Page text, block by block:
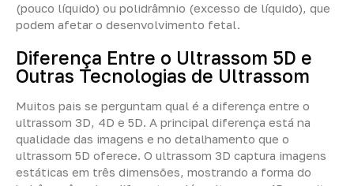
(pouco líquido) ou polidrâmnio (excesso de líquido), que
podem afetar o desenvolvimento fetal.
Diferença Entre o Ultrassom 5D e
Outras Tecnologias de Ultrassom
Muitos pais se perguntam qual é a diferença entre o
ultrassom 3D, 4D e 5D. A principal diferença está na
qualidade das imagens e no detalhamento que o
ultrassom 5D oferece. O ultrassom 3D captura imagens
estáticas em três dimensões, mostrando a forma do